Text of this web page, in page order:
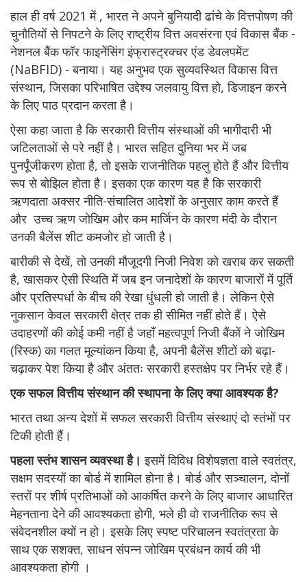
हाल ही वर्ष 2021 में , भारत ने अपने बुनियादी ढांचे के वित्तपोषण की
चुनौतियों से निपटने के लिए राष्ट्रीय वित्त अवसंरना एवं विकास बैंक -
नेशनल बैंक फॉर फाइनेंसिंग इंफ्रास्ट्रक्चर एंड डेवलपमेंट
(NaBFID) - बनाया। यह अनुभव एक सुव्यवस्थित विकास वित्त
संस्थान, जिसका परिभाषित उद्देश्य जलवायु वित्त हो, डिजाइन करने
के लिए पाठ प्रदान करता है।
ऐसा कहा जाता है कि सरकारी वित्तीय संस्थाओं की भागीदारी भी
जटिलताओं से परे नहीं है। भारत सहित दुनिया भर में जब
पुनर्पूंजीकरण होता है, तो इसके राजनीतिक पहलु होते हैं और वित्तीय
रूप से बोझिल होता है। इसका एक कारण यह है कि सरकारी
ऋणदाता अक्सर नीति-संचालित आदेशों के अनुसार काम करते हैं
और उच्च ऋण जोखिम और कम मार्जिन के कारण मंदी के दौरान
उनकी बैलेंस शीट कमजोर हो जाती है।
बारीकी से देखें, तो उनकी मौजूदगी निजी निवेश को खराब कर सकती
है, खासकर ऐसी स्थिति में जब इन जनादेशों के कारण बाजारों में पूर्ति
और प्रतिस्पर्धा के बीच की रेखा धुंधली हो जाती है। लेकिन ऐसे
नुकसान केवल सरकारी क्षेत्र तक ही सीमित नहीं होते हैं। ऐसे
उदाहरणों की कोई कमी नहीं है जहाँ महत्वपूर्ण निजी बैंकों ने जोखिम
(रिस्क) का गलत मूल्यांकन किया है, अपनी बैलेंस शीटों को बढ़ा-
चढ़ाकर पेश किया है और अंततः सरकारी हस्तक्षेप पर निर्भर रहे हैं।
एक सफल वित्तीय संस्थान की स्थापना के लिए क्या आवश्यक है?
भारत तथा अन्य देशों में सफल सरकारी वित्तीय संस्थाएं दो स्तंभों पर
टिकी होती हैं।
पहला स्तंभ शासन व्यवस्था है। इसमें विविध विशेषज्ञता वाले स्वतंत्र,
सक्षम सदस्यों का बोर्ड में शामिल होना है। बोर्ड और सञ्चालन, दोनों
स्तरों पर शीर्ष प्रतिभाओं को आकर्षित करने के लिए बाजार आधारित
मेहनताना देने की आवश्यकता होगी, भले ही वो राजनीतिक रूप से
संवेदनशील क्यों न हो। इसके लिए स्पष्ट परिचालन स्वतंत्रता के
साथ एक सशक्त, साधन संपन्न जोखिम प्रबंधन कार्य की भी
आवश्यकता होगी ।